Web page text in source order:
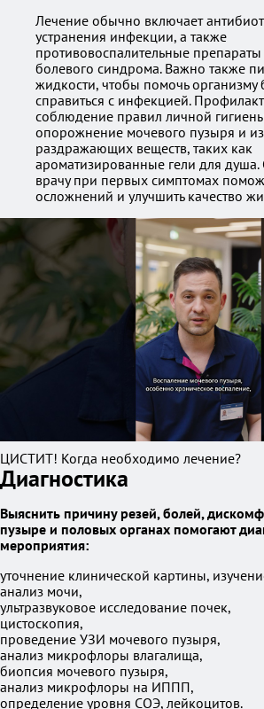
Лечение обычно включает
устранения инфекции, а также
противовоспалительные препараты
болевого синдрома. Важно также
жидкости, чтобы помочь организму
справиться с инфекцией.
соблюдение правил личной
опорожнение мочевого пузыря и
раздражающих веществ, таких как
ароматизированные гели для
врачу при первых симптомах
осложнений и улучшить качество
ЦИСТИТ! Когда необходимо лечение?
Диагностика
Выяснить причину резей, болей,
пузыре и половых органах помогают
мероприятия:
уточнение клинической картины,
анализ мочи,
ультразвуковое исследование почек,
цистоскопия,
проведение УЗИ мочевого пузыря,
анализ микрофлоры влагалища,
биопсия мочевого пузыря,
анализ микрофлоры на ИППП,
определение уровня СОЭ, лейкоцитов.